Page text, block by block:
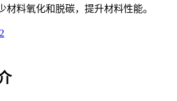
材料氧化和脱碳，提升材料性能。